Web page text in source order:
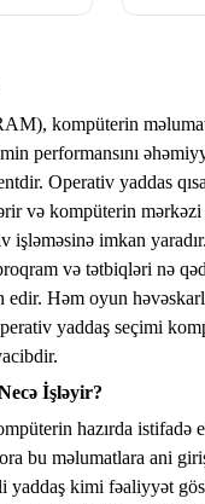
kompüterin
performansını
Operativ yaddas
və kompüterin mərkəzi
işləməsinə imkan
və tətbiqləri nə
Həm oyun
yaddaş seçimi
İşləyir?
hazırda istifadə
bu məlumatlara ani
yaddaş kimi fəaliyyət